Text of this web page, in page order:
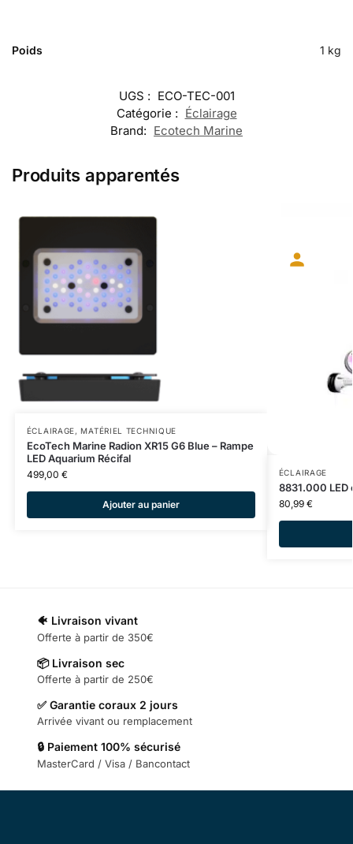
Poids 1 kg
UGS : ECO-TEC-001
Catégorie : Éclairage
Brand: Ecotech Marine
Produits apparentés
ÉCLAIRAGE,MATÉRIEL TECHNIQUE
EcoTech Marine Radion XR15 G6 Blue – Rampe
LED Aquarium Récifal
499,00 €
Ajouter au panier
ÉCLAIRAGE
8831.000
80,99 €
🐠 Livraison vivant
Offerte à partir de 350€
📦 Livraison sec
Offerte à partir de 250€
✅ Garantie coraux 2 jours
Arrivée vivant ou remplacement
🔒 Paiement 100% sécurisé
MasterCard / Visa / Bancontact